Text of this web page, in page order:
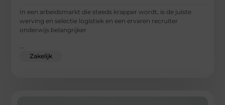
In een arbeidsmarkt die steeds krapper wordt, is de juiste
werving en selectie logistiek en een ervaren recruiter
onderwijs belangrijker
...
Zakelijk